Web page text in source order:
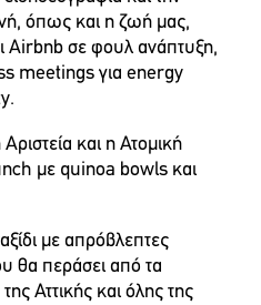
όπως και η ζωή μας,
Airbnb σε φουλ ανάπτυξη,
meetings για energy
και η Ατομική
με quinoa bowls και
με απρόβλεπτες
θα περάσει από τα
Αττικής και όλης της